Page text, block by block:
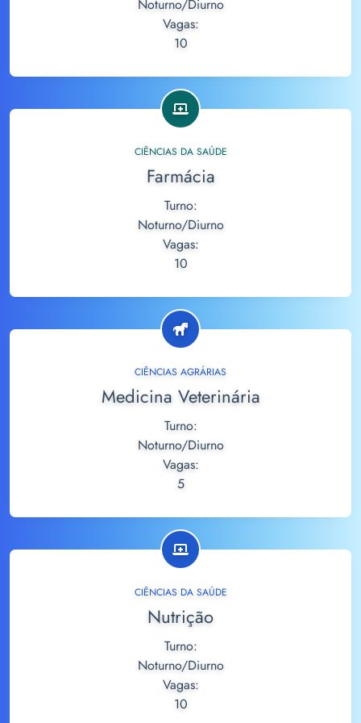
Noturno/Diurno
Vagas:
10
CIÊNCIAS DA SAÚDE
Farmácia
Turno:
Noturno/Diurno
Vagas:
10
CIÊNCIAS AGRÁRIAS
Medicina Veterinária
Turno:
Noturno/Diurno
Vagas:
5
CIÊNCIAS DA SAÚDE
Nutrição
Turno:
Noturno/Diurno
Vagas:
10